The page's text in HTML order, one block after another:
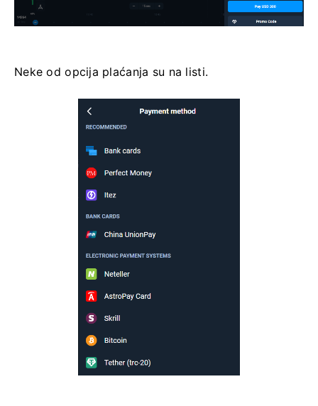
Neke od opcija plaćanja su na listi.